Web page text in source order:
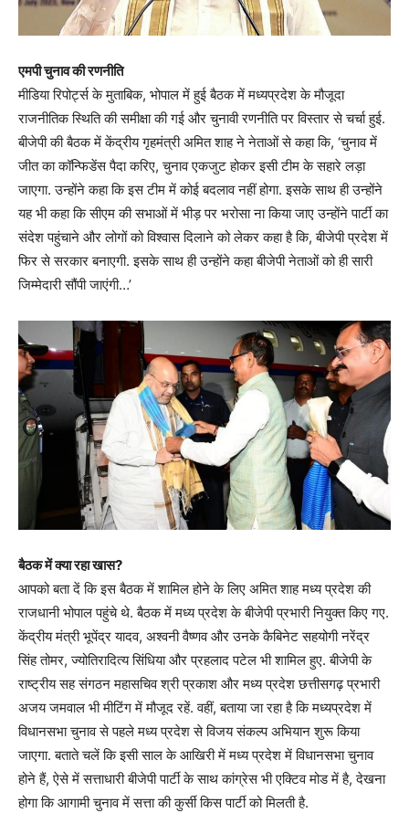
एमपी चुनाव की रणनीति
मीडिया रिपोर्ट्स के मुताबिक, भोपाल में हुई बैठक में मध्यप्रदेश के मौजूदा
राजनीतिक स्थिति की समीक्षा की गई और चुनावी रणनीति पर विस्तार से चर्चा हुई.
बीजेपी की बैठक में केंद्रीय गृहमंत्री अमित शाह ने नेताओं से कहा कि, ‘चुनाव में
जीत का कॉन्फिडेंस पैदा करिए, चुनाव एकजुट होकर इसी टीम के सहारे लड़ा
जाएगा. उन्होंने कहा कि इस टीम में कोई बदलाव नहीं होगा. इसके साथ ही उन्होंने
यह भी कहा कि सीएम की सभाओं में भीड़ पर भरोसा ना किया जाए उन्होंने पार्टी का
संदेश पहुंचाने और लोगों को विश्वास दिलाने को लेकर कहा है कि, बीजेपी प्रदेश में
फिर से सरकार बनाएगी. इसके साथ ही उन्होंने कहा बीजेपी नेताओं को ही सारी
जिम्मेदारी सौंपी जाएंगी…’
बैठक में क्या रहा खास?
आपको बता दें कि इस बैठक में शामिल होने के लिए अमित शाह मध्य प्रदेश की
राजधानी भोपाल पहुंचे थे. बैठक में मध्य प्रदेश के बीजेपी प्रभारी नियुक्त किए गए.
केंद्रीय मंत्री भूपेंद्र यादव, अश्वनी वैष्णव और उनके कैबिनेट सहयोगी नरेंद्र
सिंह तोमर, ज्योतिरादित्य सिंधिया और प्रहलाद पटेल भी शामिल हुए. बीजेपी के
राष्ट्रीय सह संगठन महासचिव श्री प्रकाश और मध्य प्रदेश छत्तीसगढ़ प्रभारी
अजय जमवाल भी मीटिंग में मौजूद रहें. वहीं, बताया जा रहा है कि मध्यप्रदेश में
विधानसभा चुनाव से पहले मध्य प्रदेश से विजय संकल्प अभियान शुरू किया
जाएगा. बताते चलें कि इसी साल‌ के आखिरी में मध्य प्रदेश में विधानसभा चुनाव
होने हैं, ऐसे में सत्ताधारी बीजेपी पार्टी के साथ कांग्रेस भी एक्टिव मोड में है, देखना
होगा कि आगामी चुनाव‌ में सत्ता की कुर्सी किस पार्टी को मिलती है.